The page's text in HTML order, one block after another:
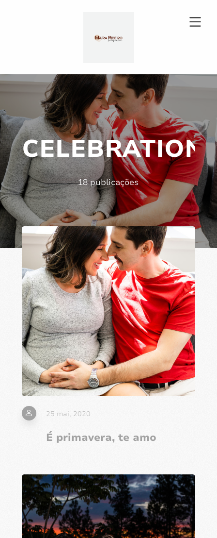
18 publicações
25 mai, 2020
É primavera, te amo